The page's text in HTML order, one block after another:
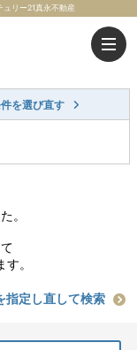
リー21真永不動産
を選び直す
。
。
指定し直して検索